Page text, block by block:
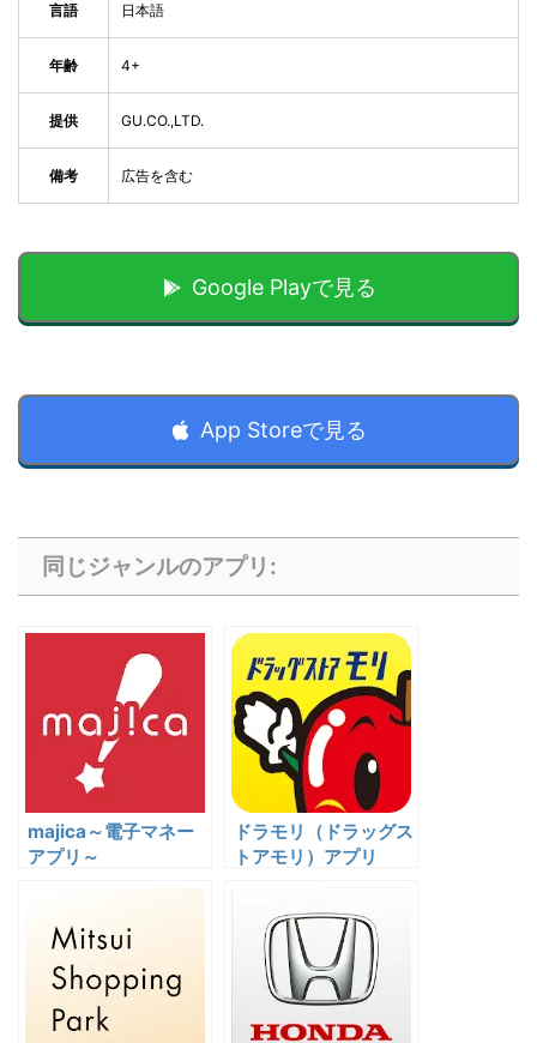
言語 日本語
年齢 4+
提供 GU.CO.,LTD.
備考 広告を含む
Google Playで見る
App Storeで見る
同じジャンルのアプリ:
majica～電子マネー
アプリ～
ドラモリ（ドラッグス
トアモリ）アプリ